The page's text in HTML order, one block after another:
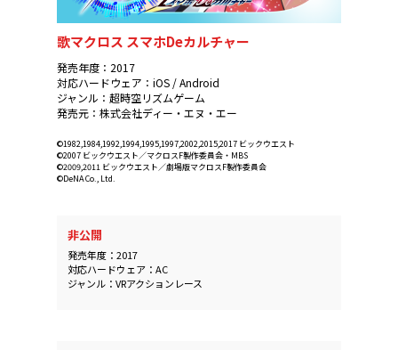
歌マクロス スマホDeカルチャー
発売年度：2017
対応ハードウェア：iOS / Android
ジャンル：超時空リズムゲーム
発売元：株式会社ディー・エヌ・エー
©1982,1984,1992,1994,1995,1997,2002,2015,2017 ビックウエスト
©2007 ビックウエスト／マクロスF製作委員会・MBS
©2009,2011 ビックウエスト／劇場版マクロスF製作委員会
©DeNA Co., Ltd.
非公開
発売年度：2017
対応ハードウェア：AC
ジャンル：VRアクションレース